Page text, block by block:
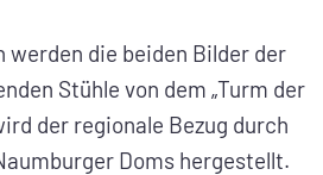
werden die beiden Bilder der
Stühle von dem „Turm der
der regionale Bezug durch
Doms hergestellt.